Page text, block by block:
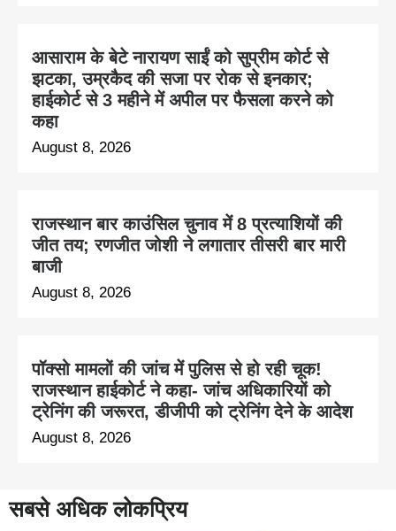
आसाराम के बेटे नारायण साईं को सुप्रीम कोर्ट से
झटका, उम्रकैद की सजा पर रोक से इनकार;
हाईकोर्ट से 3 महीने में अपील पर फैसला करने को
कहा
August 8, 2026
राजस्थान बार काउंसिल चुनाव में 8 प्रत्याशियों की
जीत तय; रणजीत जोशी ने लगातार तीसरी बार मारी
बाजी
August 8, 2026
पॉक्सो मामलों की जांच में पुलिस से हो रही चूक!
राजस्थान हाईकोर्ट ने कहा- जांच अधिकारियों को
ट्रेनिंग की जरूरत, डीजीपी को ट्रेनिंग देने के आदेश
August 8, 2026
सबसे अधिक लोकप्रिय